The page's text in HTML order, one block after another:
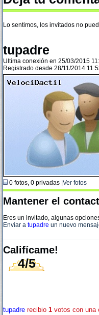
Lo sentimos, los invitados no
tupadre
Ultima conexión en 25/03/2015
Registrado desde 28/11/2014
0 fotos, 0 privadas | Ver fotos
Mantener el
Eres un invitado, algunas
Enviar a tupadre un nuevo
Califícame!
4/5
tupadre recibio 1 votos con una